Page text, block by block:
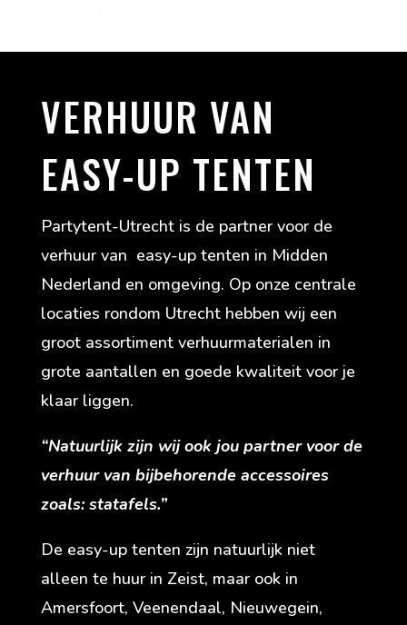
VERHUUR VAN
EASY-UP TENTEN
Partytent-Utrecht is de partner voor de
verhuur van easy-up tenten in Midden
Nederland en omgeving. Op onze centrale
locaties rondom Utrecht hebben wij een
groot assortiment verhuurmaterialen in
grote aantallen en goede kwaliteit voor je
klaar liggen.
“Natuurlijk zijn wij ook jou partner voor de
verhuur van bijbehorende accessoires
zoals: statafels.”
De easy-up tenten zijn natuurlijk niet
alleen te huur in Zeist, maar ook in
Amersfoort, Veenendaal, Nieuwegein,